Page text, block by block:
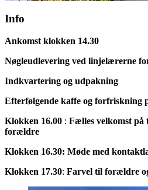
Info
Ankomst klokken 14.30
Nøgleudlevering ved linjelærerne
Indkvartering og udpakning
Efterfølgende kaffe og forfriskning
Klokken 16.00 : Fælles velkomst på
forældre
Klokken 16.30: Møde med
Klokken 17.30: Farvel til forældre